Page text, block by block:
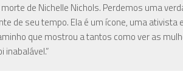
de Nichelle Nichols. Perdemos uma
de seu tempo. Ela é um ícone, uma
que mostrou a tantos como ver as
inabalável.”